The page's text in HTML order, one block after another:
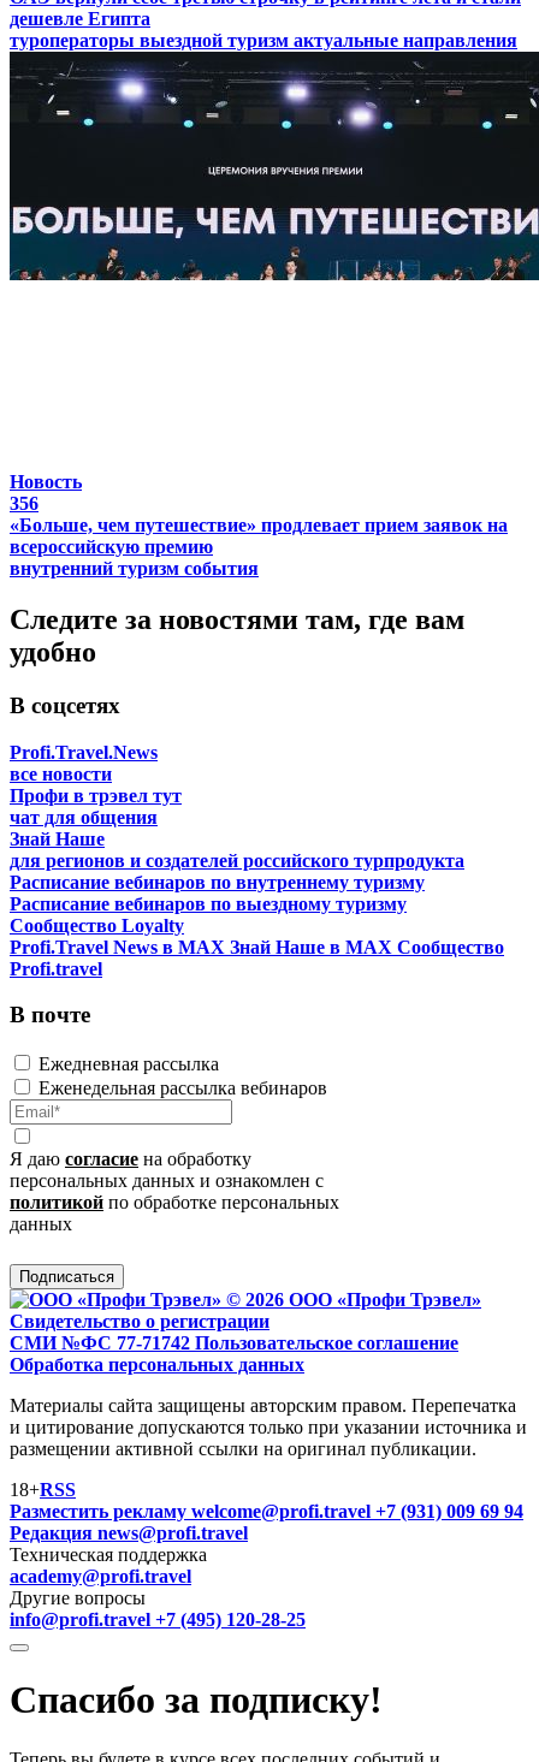
дешевле Египта
туроператоры выездной туризм актуальные направления
Новость
356
«Больше, чем путешествие» продлевает прием заявок на
всероссийскую премию
внутренний туризм события
Следите за новостями там, где вам
удобно
В соцсетях
Profi.Travel.News
все новости
Профи в трэвел тут
чат для общения
Знай Наше
для регионов и создателей российского турпродукта
Расписание вебинаров по внутреннему туризму
Расписание вебинаров по выездному туризму
Сообщество Loyalty
Profi.Travel News в MAX Знай Наше в MAX Сообщество
Profi.travel
В почте
Ежедневная рассылка
Еженедельная рассылка вебинаров
Я даю согласие на обработку
персональных данных и ознакомлен с
политикой по обработке персональных
данных
Подписаться
© 2026 ООО «Профи Трэвeл»
Свидетельство о регистрации
СМИ №ФС 77-71742 Пользовательское соглашение
Обработка персональных данных
Материалы сайта защищены авторским правом. Перепечатка
и цитирование допускаются только при указании источника и
размещении активной ссылки на оригинал публикации.
18+RSS
Разместить рекламу welcome@profi.travel +7 (931) 009 69 94
Редакция news@profi.travel
Техническая поддержка
academy@profi.travel
Другие вопросы
info@profi.travel +7 (495) 120-28-25
Спасибо за подписку!